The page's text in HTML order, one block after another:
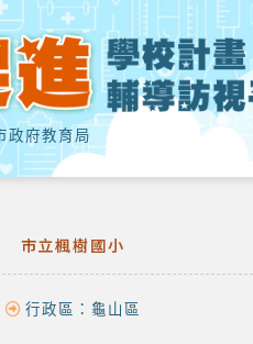
政府教育局
市立楓樹國小
行政區： 龜山區